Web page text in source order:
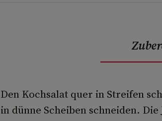
Den Kochsalat quer in Streifen
in dünne Scheiben schneiden.